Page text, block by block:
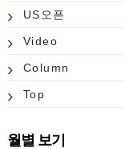
US오픈
Video
Column
Top
월별 보기